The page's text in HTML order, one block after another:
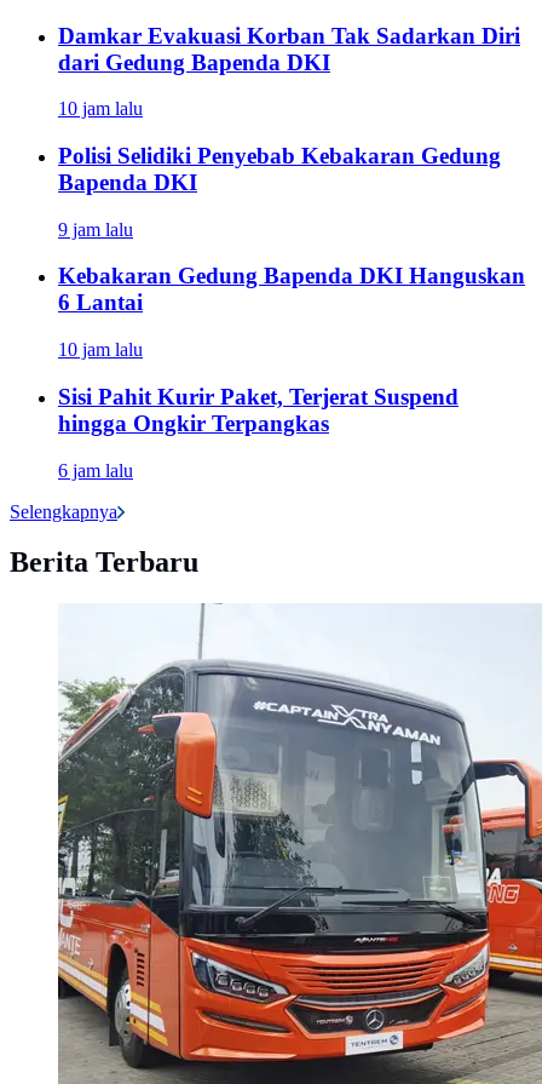
Damkar Evakuasi Korban Tak Sadarkan Diri
dari Gedung Bapenda DKI
10 jam lalu
Polisi Selidiki Penyebab Kebakaran Gedung
Bapenda DKI
9 jam lalu
Kebakaran Gedung Bapenda DKI Hanguskan
6 Lantai
10 jam lalu
Sisi Pahit Kurir Paket, Terjerat Suspend
hingga Ongkir Terpangkas
6 jam lalu
Selengkapnya
Berita Terbaru